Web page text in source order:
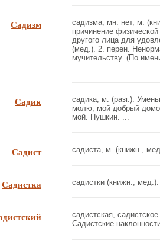
Садизм
садизма, мн. нет, м.
причинение
другого лица для
(мед.). 2. перен.
мучительству. (По
...
Садик
садика, м. (разг.).
молю, мой добрый
мой. Пушкин. ...
Садист садиста, м. (книжн.,
Садистка садистки (книжн.,
садистская,
Садистские